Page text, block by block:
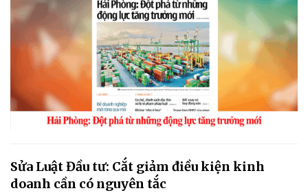
Sửa Luật Đầu tư: Cắt giảm điều kiện kinh
doanh cần có nguyên tắc